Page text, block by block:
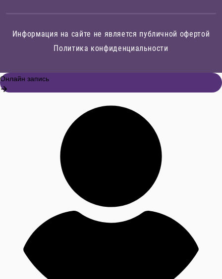
Информация на сайте не является публичной офертой
Политика конфиденциальности